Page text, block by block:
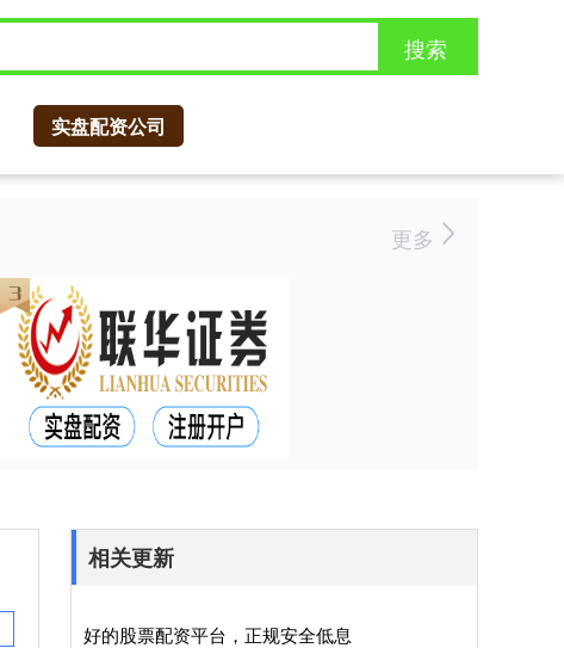
搜索
实盘配资公司
更多
相关更新
好的股票配资平台，正规安全低息